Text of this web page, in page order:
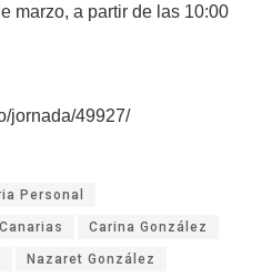
marzo, a partir de las 10:00
jornada/49927/
Personal
Carina González
Nazaret González